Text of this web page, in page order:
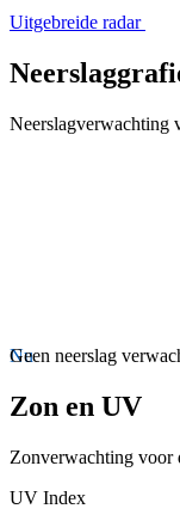
Uitgebreide radar
Neerslagverwachting
Nu
Geen neerslag
Zon en UV
Zonverwachting voor
UV Index